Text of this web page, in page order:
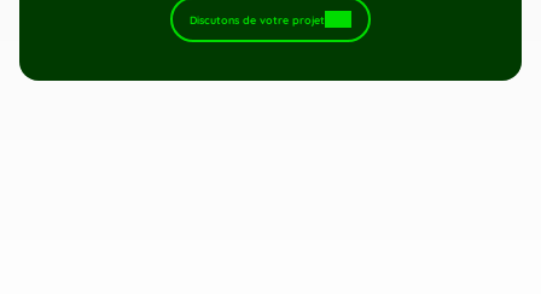
Discutons de votre projet